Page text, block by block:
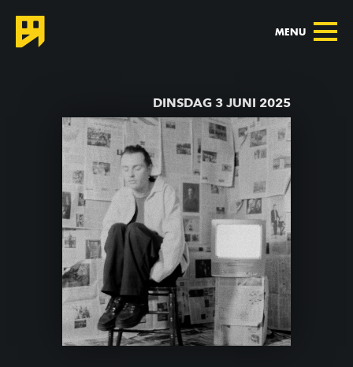
MENU
DINSDAG 3 JUNI 2025